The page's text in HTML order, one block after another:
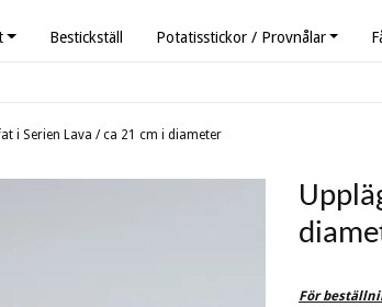
Bestickställ Potatisstickor / Provnålar
i Serien Lava / ca 21 cm i diameter
För